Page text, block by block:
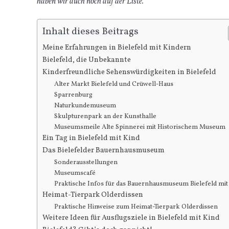
Inhalt dieses Beitrags
Meine Erfahrungen in Bielefeld mit Kindern
Bielefeld, die Unbekannte
Kinderfreundliche Sehenswürdigkeiten in Bielefeld
Alter Markt Bielefeld und Crüwell-Haus
Sparrenburg
Naturkundemuseum
Skulpturenpark an der Kunsthalle
Museumsmeile Alte Spinnerei mit Historischem Museum
Ein Tag in Bielefeld mit Kind
Das Bielefelder Bauernhausmuseum
Sonderausstellungen
Museumscafé
Praktische Infos für das Bauernhausmuseum Bielefeld
Heimat-Tierpark Olderdissen
Praktische Hinweise zum Heimat-Tierpark Olderdissen
Weitere Ideen für Ausflugsziele in Bielefeld mit Kind